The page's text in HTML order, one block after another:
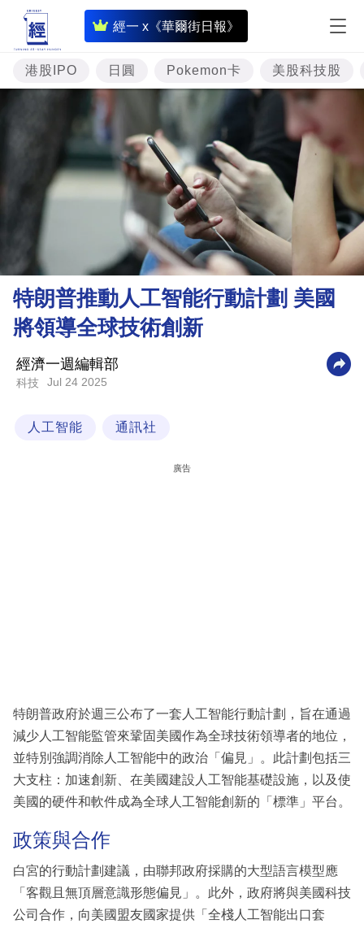
經一 x《華爾街日報》
即
時
財
經
專
題
投
理
財
商
業
科
區
港股IPO 日圓 Pokemon卡 美股科技股
特朗普推動人工智能行動計劃 美國
將領導全球技術創新
經濟一週編輯部
科技 Jul 24 2025
人工智能 通訊社
廣告
特朗普政府於週三公布了一套人工智能行動計劃，旨在通過
減少人工智能監管來鞏固美國作為全球技術領導者的地位，
並特別強調消除人工智能中的政治「偏見」。此計劃包括三
大支柱：加速創新、在美國建設人工智能基礎設施，以及使
美國的硬件和軟件成為全球人工智能創新的「標準」平台。
政策與合作
白宮的行動計劃建議，由聯邦政府採購的大型語言模型應
「客觀且無頂層意識形態偏見」。此外，政府將與美國科技
公司合作，向美國盟友國家提供「全棧人工智能出口套